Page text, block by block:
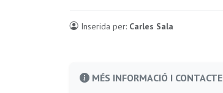
Inserida per: Carles Sala
MÉS INFORMACIÓ I CONTACTE